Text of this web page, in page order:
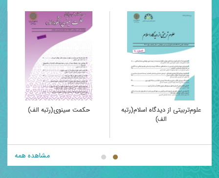
علوم‌تربیتی از دیدگاه اسلام(رتبه
الف)
حکمت سینوی(رتبه الف)
مشاهده همه